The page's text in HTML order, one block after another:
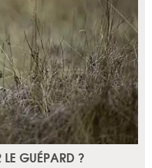
LE GUÉPARD ?